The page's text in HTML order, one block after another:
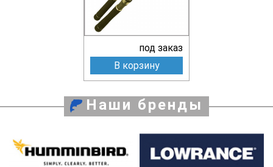
под заказ
В корзину
Наши бренды